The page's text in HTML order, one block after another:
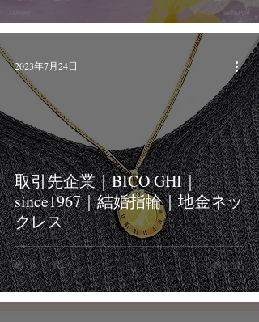
取引先企業｜BICO GHI｜
since1967｜結婚指輪｜地金ネッ
クレス
2023年7月24日